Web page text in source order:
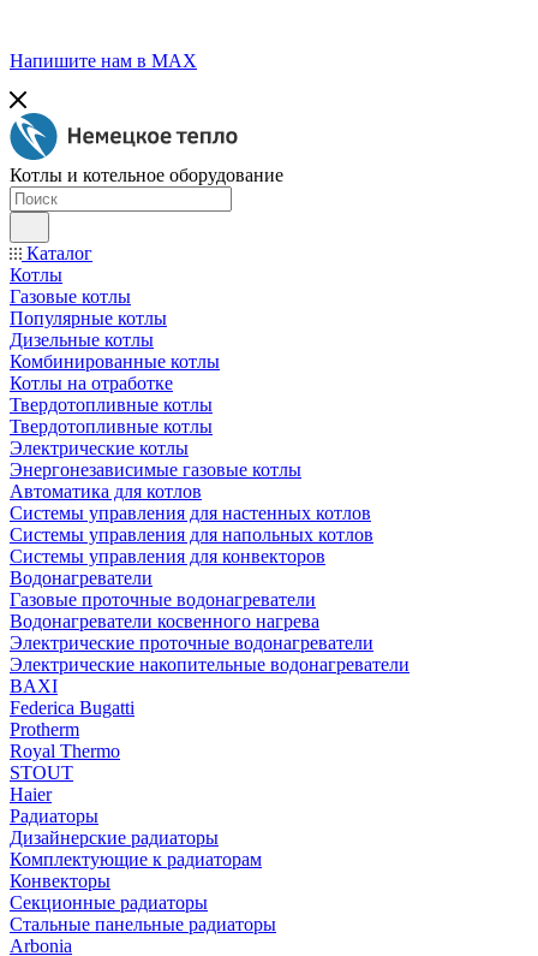
Напишите нам в МАХ
Котлы и котельное оборудование
Каталог
Котлы
Газовые котлы
Популярные котлы
Дизельные котлы
Комбинированные котлы
Котлы на отработке
Твердотопливные котлы
Твердотопливные котлы
Электрические котлы
Энергонезависимые газовые котлы
Автоматика для котлов
Системы управления для настенных котлов
Системы управления для напольных котлов
Системы управления для конвекторов
Водонагреватели
Газовые проточные водонагреватели
Водонагреватели косвенного нагрева
Электрические проточные водонагреватели
Электрические накопительные водонагреватели
BAXI
Federica Bugatti
Protherm
Royal Thermo
STOUT
Haier
Радиаторы
Дизайнерские радиаторы
Комплектующие к радиаторам
Конвекторы
Секционные радиаторы
Стальные панельные радиаторы
Arbonia